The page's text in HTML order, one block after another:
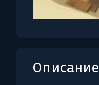
Описание